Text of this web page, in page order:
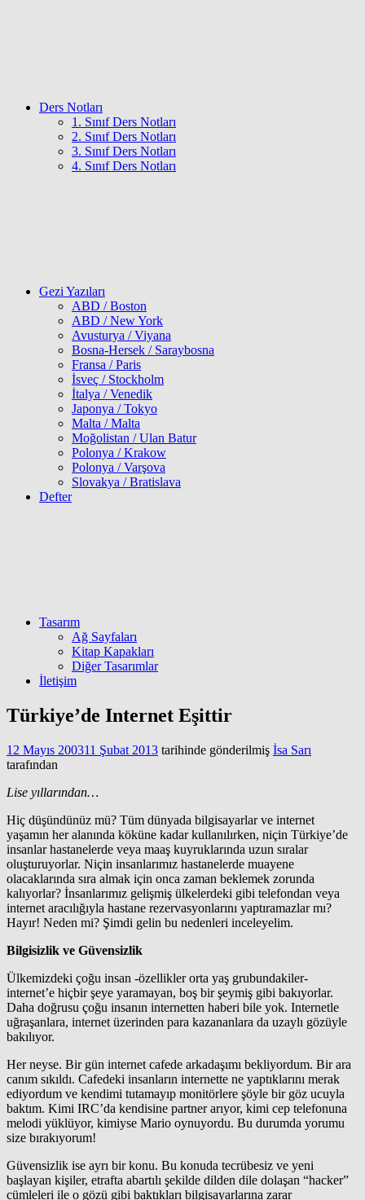
Ders Notları
1. Sınıf Ders Notları
2. Sınıf Ders Notları
3. Sınıf Ders Notları
4. Sınıf Ders Notları
Gezi Yazıları
ABD / Boston
ABD / New York
Avusturya / Viyana
Bosna-Hersek / Saraybosna
Fransa / Paris
İsveç / Stockholm
İtalya / Venedik
Japonya / Tokyo
Malta / Malta
Moğolistan / Ulan Batur
Polonya / Krakow
Polonya / Varşova
Slovakya / Bratislava
Defter
Tasarım
Ağ Sayfaları
Kitap Kapakları
Diğer Tasarımlar
İletişim
Türkiye’de Internet Eşittir
12 Mayıs 200311 Şubat 2013 tarihinde gönderilmiş İsa Sarı
tarafından
Lise yıllarından…
Hiç düşündünüz mü? Tüm dünyada bilgisayarlar ve internet
yaşamın her alanında köküne kadar kullanılırken, niçin Türkiye’de
insanlar hastanelerde veya maaş kuyruklarında uzun sıralar
oluşturuyorlar. Niçin insanlarımız hastanelerde muayene
olacaklarında sıra almak için onca zaman beklemek zorunda
kalıyorlar? İnsanlarımız gelişmiş ülkelerdeki gibi telefondan veya
internet aracılığıyla hastane rezervasyonlarını yaptıramazlar mı?
Hayır! Neden mi? Şimdi gelin bu nedenleri inceleyelim.
Bilgisizlik ve Güvensizlik
Ülkemizdeki çoğu insan -özellikler orta yaş grubundakiler-
internet’e hiçbir şeye yaramayan, boş bir şeymiş gibi bakıyorlar.
Daha doğrusu çoğu insanın internetten haberi bile yok. Internetle
uğraşanlara, internet üzerinden para kazananlara da uzaylı gözüyle
bakılıyor.
Her neyse. Bir gün internet cafede arkadaşımı bekliyordum. Bir ara
canım sıkıldı. Cafedeki insanların internette ne yaptıklarını merak
ediyordum ve kendimi tutamayıp monitörlere şöyle bir göz ucuyla
baktım. Kimi IRC’da kendisine partner arıyor, kimi cep telefonuna
melodi yüklüyor, kimiyse Mario oynuyordu. Bu durumda yorumu
size bırakıyorum!
Güvensizlik ise ayrı bir konu. Bu konuda tecrübesiz ve yeni
başlayan kişiler, etrafta abartılı şekilde dilden dile dolaşan “hacker”
cümleleri ile o gözü gibi baktıkları bilgisayarlarına zarar